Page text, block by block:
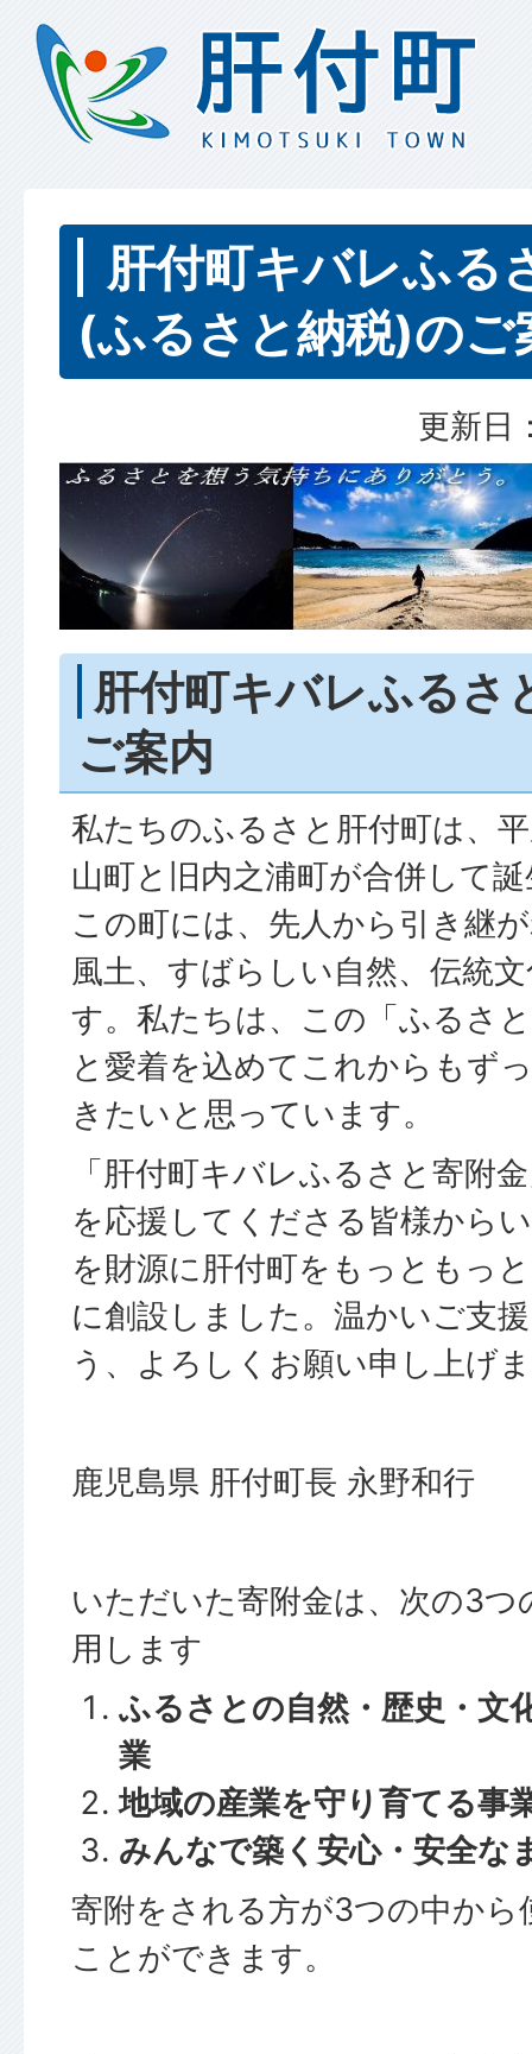
肝付町キバレふる
(ふるさと納税)のご
更新日
肝付町キバレふるさ
ご案内
私たちのふるさと肝付町は、
山町と旧内之浦町が合併して
この町には、先人から引き継
風土、すばらしい自然、伝統
す。私たちは、この「ふるさ
と愛着を込めてこれからもず
きたいと思っています。
「肝付町キバレふるさと寄附
を応援してくださる皆様から
を財源に肝付町をもっともっ
に創設しました。温かいご支
う、よろしくお願い申し上げ
鹿児島県 肝付町長 永野和行
いただいた寄附金は、次の3つ
用します
ふるさとの自然・歴史・文
業
地域の産業を守り育てる事
みんなで築く安心・安全な
寄附をされる方が3つの中から
ことができます。